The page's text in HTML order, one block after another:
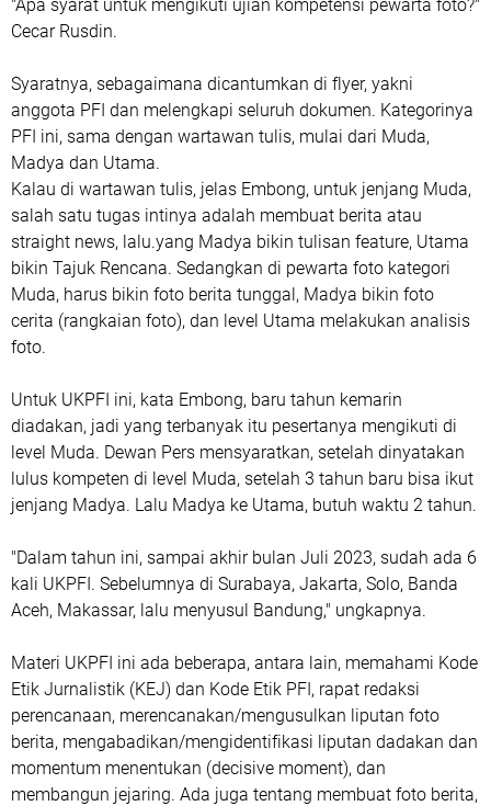
"Apa syarat untuk mengikuti ujian kompetensi pewarta foto?"
Cecar Rusdin.
Syaratnya, sebagaimana dicantumkan di flyer, yakni
anggota PFI dan melengkapi seluruh dokumen. Kategorinya
PFI ini, sama dengan wartawan tulis, mulai dari Muda,
Madya dan Utama.
Kalau di wartawan tulis, jelas Embong, untuk jenjang Muda,
salah satu tugas intinya adalah membuat berita atau
straight news, lalu.yang Madya bikin tulisan feature, Utama
bikin Tajuk Rencana. Sedangkan di pewarta foto kategori
Muda, harus bikin foto berita tunggal, Madya bikin foto
cerita (rangkaian foto), dan level Utama melakukan analisis
foto.
Untuk UKPFI ini, kata Embong, baru tahun kemarin
diadakan, jadi yang terbanyak itu pesertanya mengikuti di
level Muda. Dewan Pers mensyaratkan, setelah dinyatakan
lulus kompeten di level Muda, setelah 3 tahun baru bisa ikut
jenjang Madya. Lalu Madya ke Utama, butuh waktu 2 tahun.
"Dalam tahun ini, sampai akhir bulan Juli 2023, sudah ada 6
kali UKPFI. Sebelumnya di Surabaya, Jakarta, Solo, Banda
Aceh, Makassar, lalu menyusul Bandung," ungkapnya.
Materi UKPFI ini ada beberapa, antara lain, memahami Kode
Etik Jurnalistik (KEJ) dan Kode Etik PFI, rapat redaksi
perencanaan, merencanakan/mengusulkan liputan foto
berita, mengabadikan/mengidentifikasi liputan dadakan dan
momentum menentukan (decisive moment), dan
membangun jejaring. Ada juga tentang membuat foto berita,